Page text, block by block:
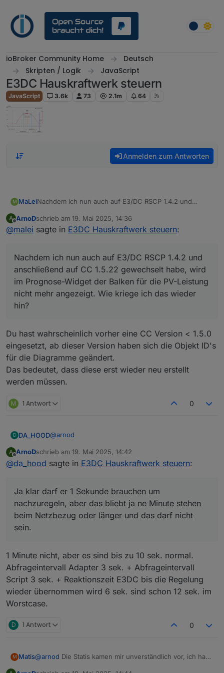
ioBroker Community Home
Deutsch
Skripten / Logik
JavaScript
E3DC Hauskraftwerk steuern
JavaScript 3.6k 73 2.1m 64
Anmelden zum Antworten
M MaLeiNachdem ich nun auch auf E3/DC RSCP 1.4.2 und
Prognose-Widget der Balken für die PV-Leistung nicht
mehr angezeigt. Wie kriege ich das wieder hin?
A
Offline
ArnoDschrieb am 19. Mai 2025, 14:36
zuletzt editiert von
@malei sagte in E3DC Hauskraftwerk steuern:
Nachdem ich nun auch auf E3/DC RSCP 1.4.2 und
anschließend auf CC 1.5.22 gewechselt habe, wird
im Prognose-Widget der Balken für die PV-Leistung
nicht mehr angezeigt. Wie kriege ich das wieder
hin?
Du hast wahrscheinlich vorher eine CC Version < 1.5.0
eingesetzt, ab dieser Version haben sich die Objekt ID's
für die Diagramme geändert.
Das bedeutet, dass diese erst wieder neu erstellt
werden müssen.
M 1 Antwort 0
D DA_HOOD@arnod
Ja klar darf er 1 Sekunde brauchen um
nachzuregeln, aber das bliebt ja ne Minute stehen
Normalerweise habe ich maximal 20-80Wh
Netzbezug am Tag durch solche
Regelungstolleranzen.
A
Offline
ArnoDschrieb am 19. Mai 2025, 14:42
zuletzt editiert von
@da_hood sagte in E3DC Hauskraftwerk steuern:
Ja klar darf er 1 Sekunde brauchen um
nachzuregeln, aber das bliebt ja ne Minute stehen
beim Netzbezug oder länger und das darf nicht
sein.
1 Minute nicht, aber es sind bis zu 10 sek. normal.
Abfrageintervall Adapter 3 sek. + Abfrageintervall
Script 3 sek. + Reaktionszeit E3DC bis die Regelung
wieder übernommen wird 6 sek. sind schon 12 sek. im
Worstcase.
D 1 Antwort 0
M Matis@arnod Die Statis kamen mir unverständlich vor, ich hab